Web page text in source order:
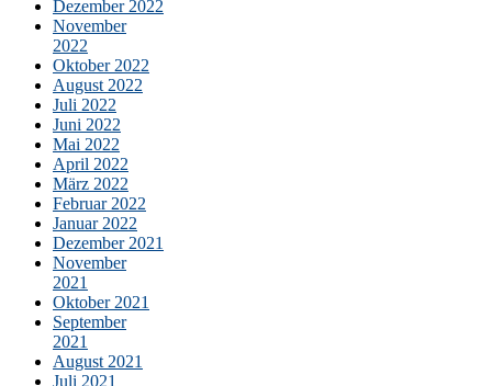
Dezember 2022
November
2022
Oktober 2022
August 2022
Juli 2022
Juni 2022
Mai 2022
April 2022
März 2022
Februar 2022
Januar 2022
Dezember 2021
November
2021
Oktober 2021
September
2021
August 2021
Juli 2021